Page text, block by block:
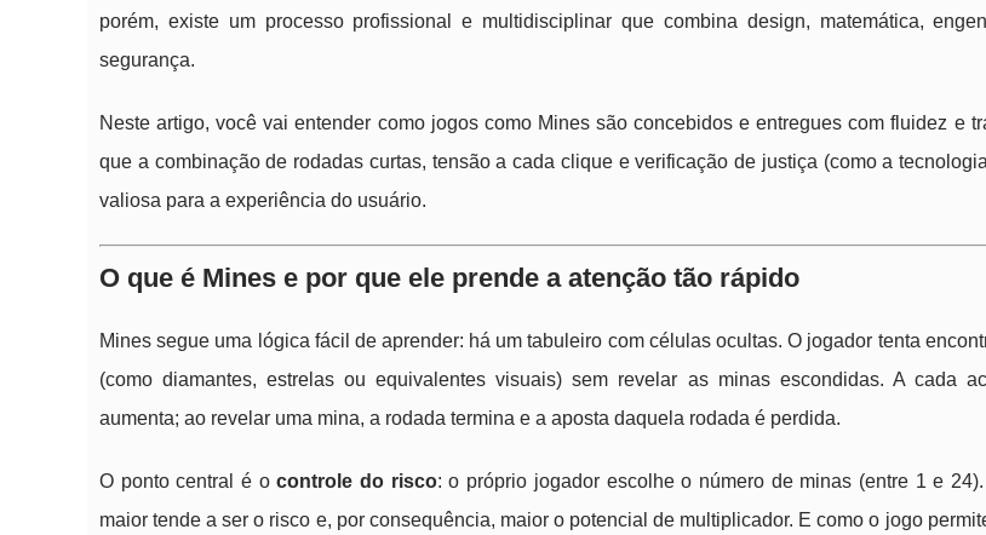
porém, existe um processo profissional e multidisciplinar que combina design, matemática,
segurança.
Neste artigo, você vai entender como jogos como Mines são concebidos e entregues com fluidez e
que a combinação de rodadas curtas, tensão a cada clique e verificação de justiça (como a tecnologia
valiosa para a experiência do usuário.
O que é Mines e por que ele prende a atenção tão rápido
Mines segue uma lógica fácil de aprender: há um tabuleiro com células ocultas. O jogador tenta
(como diamantes, estrelas ou equivalentes visuais) sem revelar as minas escondidas. A cada
aumenta; ao revelar uma mina, a rodada termina e a aposta daquela rodada é perdida.
O ponto central é ocontrole do risco: o próprio jogador escolhe o número de minas (entre 1 e
maior tende a ser o risco e, por consequência, maior o potencial de multiplicador. E como o jogo